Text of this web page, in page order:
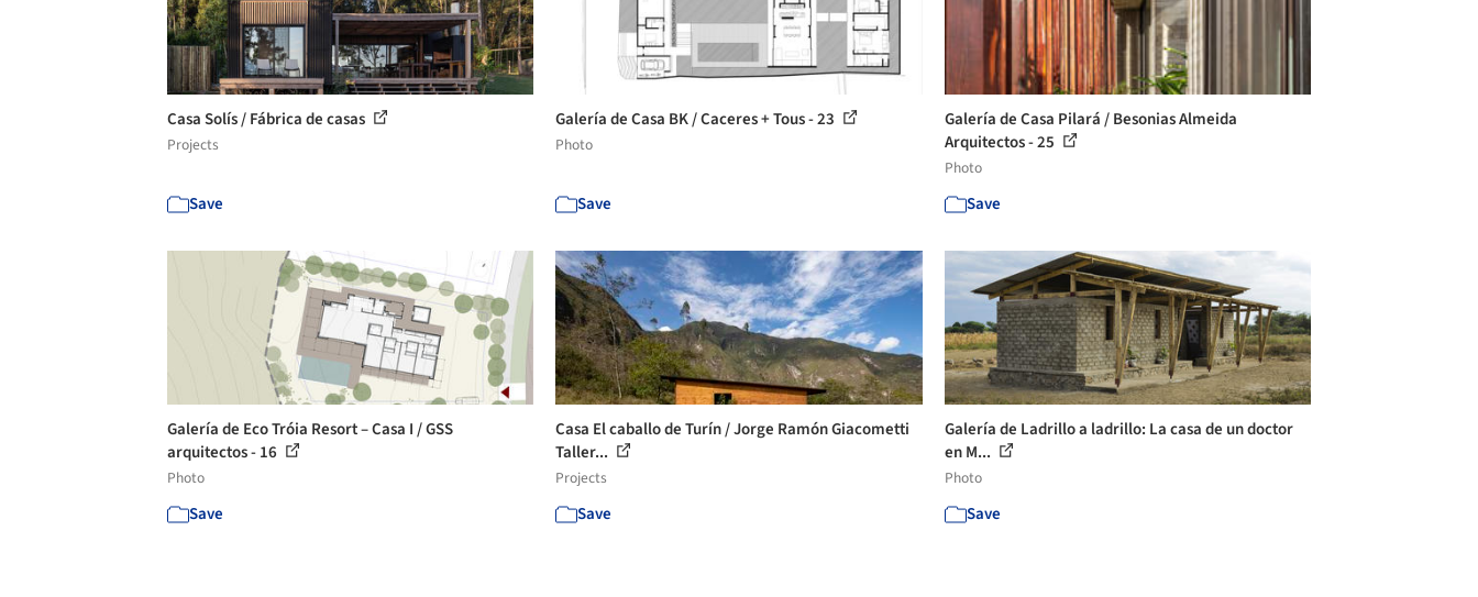
Casa Solís / Fábrica de casas
Projects
Save
Galería de Casa BK / Caceres + Tous - 23
Photo
Save
Galería de Casa Pilará / Besonias Almeida
Arquitectos - 25
Photo
Save
Galería de Eco Tróia Resort – Casa I / GSS
arquitectos - 16
Photo
Save
Casa El caballo de Turín / Jorge Ramón Giacometti
Taller...
Projects
Save
Galería de Ladrillo a ladrillo: La casa de un doctor
en M...
Photo
Save